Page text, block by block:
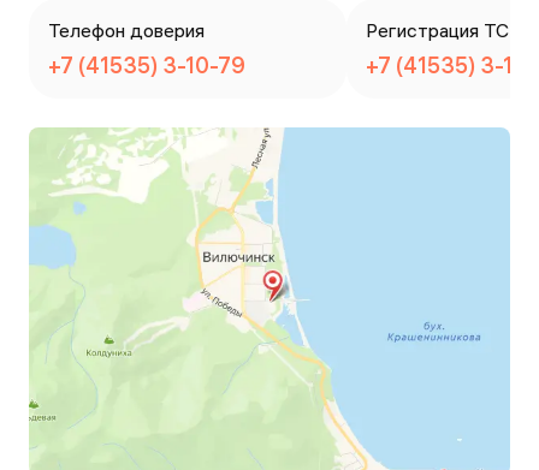
Телефон доверия
+7 (41535) 3-10-79
Регистрация ТС
+7 (41535) 3-